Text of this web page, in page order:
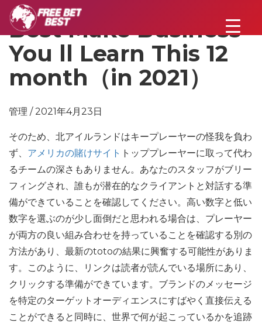
Best Make Business
You ll Learn This 12
month（in 2021）
管理 / 2021年4月23日
そのため、北アイルランドはキープレーヤーの怪我を負わ
ず、 アメリカの賭けサイト トッププレーヤーに取って代わ
るチームの深さもありません。あなたのスタッフがブリー
フィングされ、誰もが潜在的なクライアントと対話する準
備ができていることを確認してください。高い数字と低い
数字を選ぶのが少し面倒だと思われる場合は、プレーヤー
が両方の良い組み合わせを持っていることを確認する別の
方法があり、最新のtotoの結果に興奮する可能性がありま
す。このように、リンクは読者が読んでいる場所にあり、
クリックする準備ができています。ブランドのメッセージ
を特定のターゲットオーディエンスにすばやく直接伝える
ことができると同時に、世界で何が起こっているかを追跡